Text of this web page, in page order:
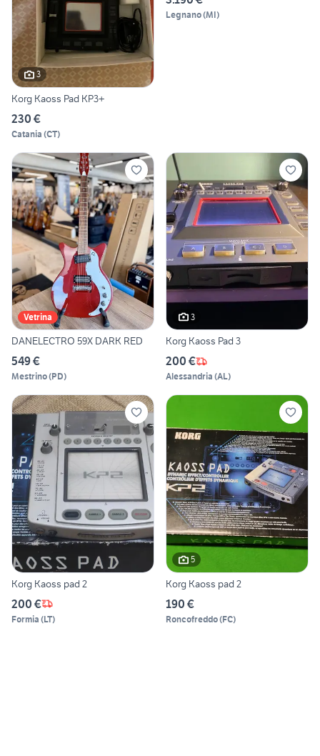
3
Korg Kaoss Pad KP3+
230 €
Catania (CT)
Legnano(MI)
Vetrina
DANELECTRO 59X DARK RED
549 €
Mestrino(PD)
3
Korg Kaoss Pad 3
200 €
Alessandria (AL)
Korg Kaoss pad 2
200 €
Formia (LT)
5
Korg Kaoss pad 2
190 €
Roncofreddo(FC)